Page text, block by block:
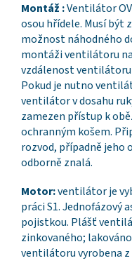
Montáž :Ventilátor
osou hřídele. Musí být
možnost náhodného
montáži ventilátoru
vzdálenost
Pokud je nutno
ventilátor v dosahu
zamezen přístup k
ochranným košem.
rozvod, případně jeho
odborně znalá.
Motor:ventilátor je
práci S1. Jednofázový
pojistkou. Plášť
zinkovaného;
ventilátoru vyrobena